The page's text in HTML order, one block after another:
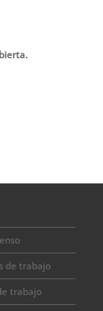
de trabajo
trabajo